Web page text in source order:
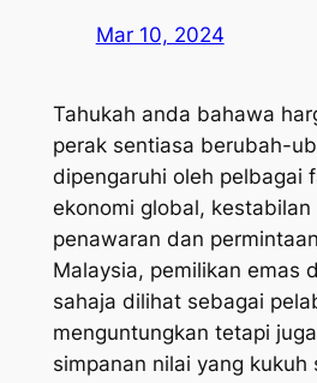
Mar 10, 2024
Tahukah anda bahawa
perak sentiasa berubah-
dipengaruhi oleh pelbagai
ekonomi global,
penawaran dan
Malaysia, pemilikan emas
sahaja dilihat sebagai
menguntungkan tetapi
simpanan nilai yang kukuh